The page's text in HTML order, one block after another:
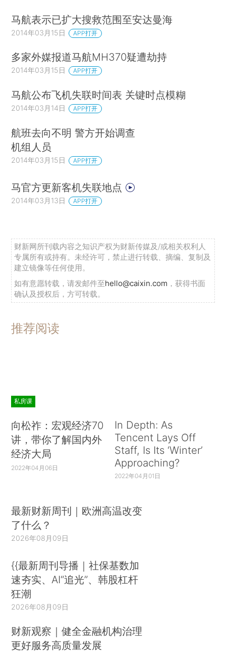
马航表示已扩大搜救范围至安达曼海
2014年03月15日 APP打开
多家外媒报道马航MH370疑遭劫持
2014年03月15日 APP打开
马航公布飞机失联时间表 关键时点模糊
2014年03月14日 APP打开
航班去向不明 警方开始调查
机组人员
2014年03月15日 APP打开
马官方更新客机失联地点
2014年03月13日 APP打开
财新网所刊载内容之知识产权为财新传媒及/或相关权利人
专属所有或持有。未经许可，禁止进行转载、摘编、复制及
建立镜像等任何使用。
如有意愿转载，请发邮件至hello@caixin.com ，获得书面
确认及授权后，方可转载。
推荐阅读
私房课
向松祚：宏观经济70
讲，带你了解国内外
经济大局
2022年04月06日
In Depth: As
Tencent Lays Off
Staff, Is Its ‘Winter’
Approaching?
2022年04月01日
最新财新周刊｜欧洲高温改变
了什么？
2026年08月09日
{{最新周刊导播｜社保基数加
速夯实、AI“追光”、韩股杠杆
狂潮
2026年08月09日
财新观察｜健全金融机构治理
更好服务高质量发展